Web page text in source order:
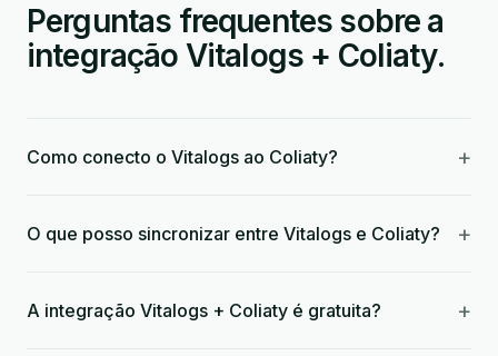
Perguntas frequentes sobre a
integração Vitalogs + Coliaty.
Como conecto o Vitalogs ao Coliaty? +
O que posso sincronizar entre Vitalogs e Coliaty? +
A integração Vitalogs + Coliaty é gratuita? +